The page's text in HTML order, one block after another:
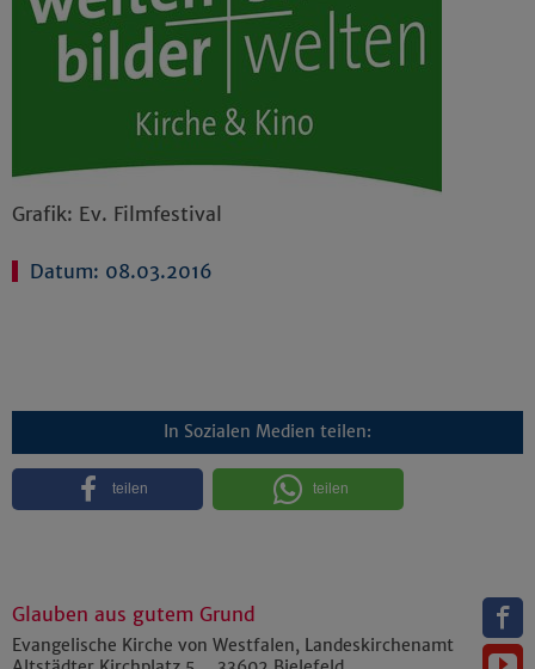
Grafik: Ev. Filmfestival
Datum: 08.03.2016
In Sozialen Medien teilen:
teilen teilen
Glauben aus gutem Grund
Evangelische Kirche von Westfalen, Landeskirchenamt